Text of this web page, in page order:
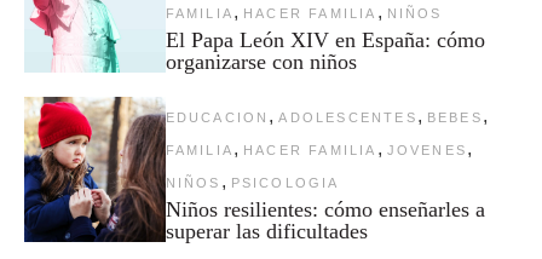
FAMILIA , HACER FAMILIA , NIÑOS
El Papa León XIV en España: cómo
organizarse con niños
EDUCACION , ADOLESCENTES , BEBES ,
FAMILIA , HACER FAMILIA , JOVENES ,
NIÑOS , PSICOLOGIA
Niños resilientes: cómo enseñarles a
superar las dificultades